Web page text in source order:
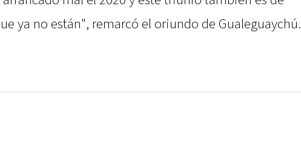
ya no están", remarcó el oriundo de Gualeguaychú.